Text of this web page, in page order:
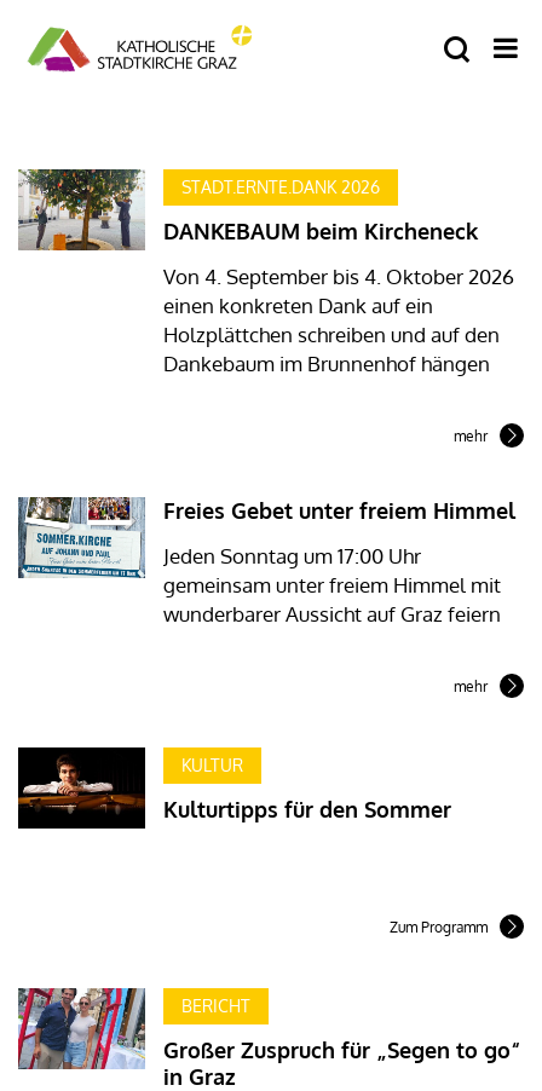
STADT.ERNTE.DANK 2026
DANKEBAUM beim Kircheneck
Von 4. September bis 4. Oktober 2026
einen konkreten Dank auf ein
Holzplättchen schreiben und auf den
Dankebaum im Brunnenhof hängen
mehr
Freies Gebet unter freiem Himmel
Jeden Sonntag um 17:00 Uhr
gemeinsam unter freiem Himmel mit
wunderbarer Aussicht auf Graz feiern
mehr
KULTUR
Kulturtipps für den Sommer
Zum Programm
BERICHT
Großer Zuspruch für „Segen to go“
in Graz